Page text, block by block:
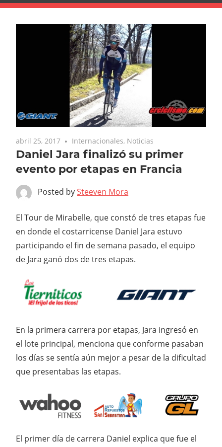
abril 25, 2017 Internacionales, Noticias
Daniel Jara finalizó su primer
evento por etapas en Francia
Posted bySteeven Mora
El Tour de Mirabelle, que constó de tres etapas fue
en donde el costarricense Daniel Jara estuvo
participando el fin de semana pasado, el equipo
de Jara ganó dos de tres etapas.
En la primera carrera por etapas, Jara ingresó en
el lote principal, menciona que conforme pasaban
los días se sentía aún mejor a pesar de la dificultad
que presentabas las etapas.
El primer día de carrera Daniel explica que fue el